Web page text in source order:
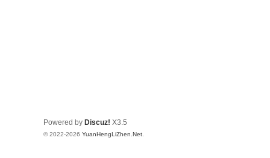
Powered by Discuz! X3.5
© 2022-2026 YuanHengLiZhen.Net